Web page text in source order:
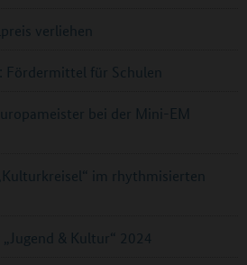
verliehen
Fördermittel für Schulen
bei der Mini-EM
im rhythmisierten
& Kultur“ 2024